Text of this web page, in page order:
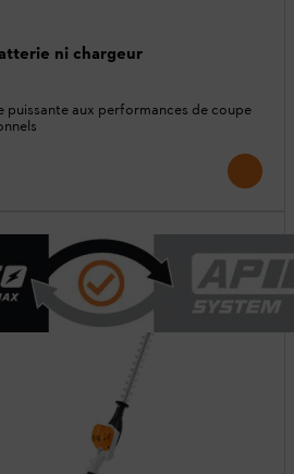
ni chargeur
puissante aux performances de coupe